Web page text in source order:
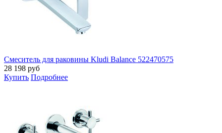
Смеситель для раковины Kludi Balance 522470575
28 198 руб
Купить Подробнее